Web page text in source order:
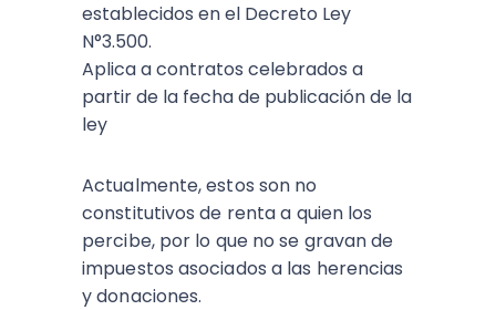
establecidos en el Decreto Ley
N°3.500.
Aplica a contratos celebrados a
partir de la fecha de publicación de la
ley
Actualmente, estos son no
constitutivos de renta a quien los
percibe, por lo que no se gravan de
impuestos asociados a las herencias
y donaciones.